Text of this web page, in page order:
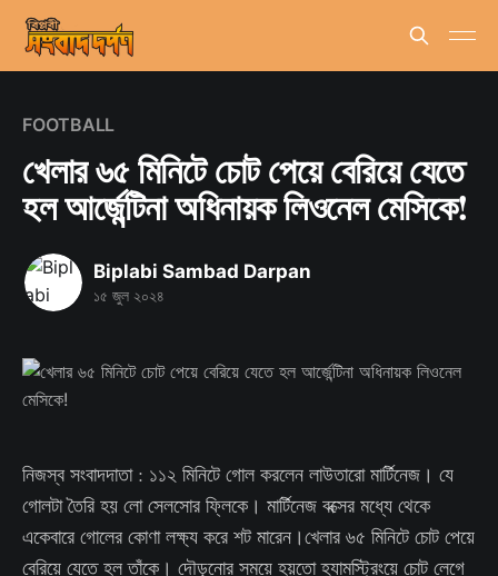
FOOTBALL
খেলার ৬৫ মিনিটে চোট পেয়ে বেরিয়ে যেতে
হল আর্জেন্টিনা অধিনায়ক লিওনেল মেসিকে!
Biplabi Sambad Darpan
১৫ জুল ২০২৪
নিজস্ব সংবাদদাতা : ১১২ মিনিটে গোল করলেন লাউতারো মার্টিনেজ। যে
গোলটা তৈরি হয় লো সেলসোর ফ্লিকে। মার্টিনেজ বক্সের মধ্যে থেকে
একেবারে গোলের কোণা লক্ষ্য করে শট মারেন।খেলার ৬৫ মিনিটে চোট পেয়ে
বেরিয়ে যেতে হল তাঁকে। দৌড়নোর সময়ে হয়তো হ্যামস্ট্রিংয়ে চোট লেগে